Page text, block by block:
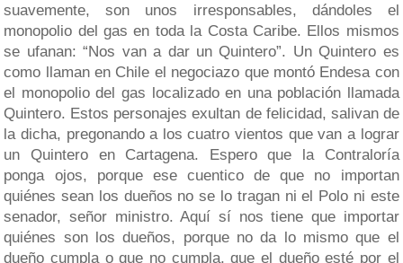
suavemente, son unos irresponsables, dándoles el
monopolio del gas en toda la Costa Caribe. Ellos mismos
se ufanan: “Nos van a dar un Quintero”. Un Quintero es
como llaman en Chile el negociazo que montó Endesa con
el monopolio del gas localizado en una población llamada
Quintero. Estos personajes exultan de felicidad, salivan de
la dicha, pregonando a los cuatro vientos que van a lograr
un Quintero en Cartagena. Espero que la Contraloría
ponga ojos, porque ese cuentico de que no importan
quiénes sean los dueños no se lo tragan ni el Polo ni este
senador, señor ministro. Aquí sí nos tiene que importar
quiénes son los dueños, porque no da lo mismo que el
dueño cumpla o que no cumpla, que el dueño esté por el